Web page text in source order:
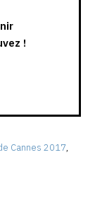
!
Cannes 2017,